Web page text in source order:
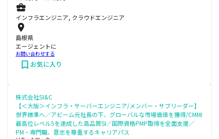
インフラエンジニア, クラウドエンジニア
島根県
エージェントに
お問い合わせする
お気に入り
株式会社SI&C
【＜大阪＞インフラ・サーバーエンジニア/メンバー・サブリーダー】
世界標準へ／アビーム元社長の下、グローバルな市場価値を獲得/CMMI
最高位レベル5を達成した高品質SI／国際資格PMP取得を全面支援／
PM・専門職、意志を尊重するキャリアパス